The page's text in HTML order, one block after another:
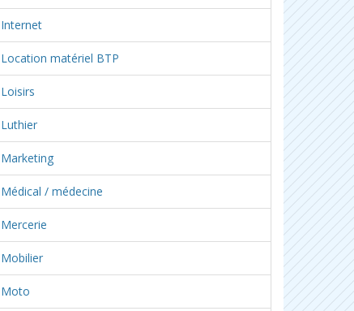
Internet
Location matériel BTP
Loisirs
Luthier
Marketing
Médical / médecine
Mercerie
Mobilier
Moto